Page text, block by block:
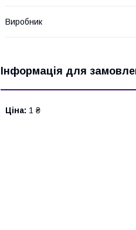
Виробник
Інформація для
Ціна: 1 ₴